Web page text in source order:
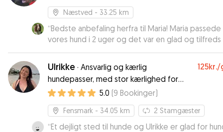
Næstved - 33.25 km
“Bedste anbefaling herfra til Maria! Maria passede
vores hund i 2 uger og det var en glad og tilfreds
vi hentede! Maria har stor viden om hunde, er
og fleksibel. Vi har været 100 % trygge ved at
overlade vores hund hos Maria og hendes familie.
Ulrikke · Ansvarlig og kærlig
hundepasser, med stor kærlighed for
hunde :)
125kr./
5.0 (9 Bookinger)
Fensmark - 34.05 km 2 Stamgæster
“Et dejligt sted til hunde og Ulrikke er glad for